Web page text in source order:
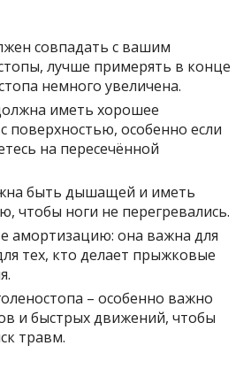
совпадать с вашим
лучше примерять в конце
немного увеличена.
иметь хорошее
поверхностью, особенно если
на пересечённой
быть дышащей и иметь
чтобы ноги не перегревались.
амортизацию: она важна для
тех, кто делает прыжковые
– особенно важно
и быстрых движений, чтобы
травм.